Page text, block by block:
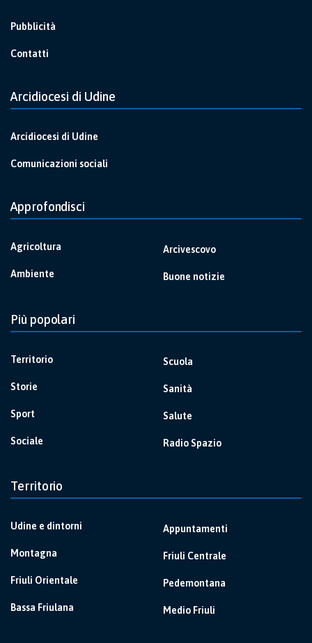
Pubblicità
Contatti
Arcidiocesi di Udine
Arcidiocesi di Udine
Comunicazioni sociali
Approfondisci
Agricoltura
Ambiente
Arcivescovo
Buone notizie
Più popolari
Territorio
Storie
Sport
Sociale
Scuola
Sanità
Salute
Radio Spazio
Territorio
Udine e dintorni
Montagna
Friuli Orientale
Bassa Friulana
Appuntamenti
Friuli Centrale
Pedemontana
Medio Friuli